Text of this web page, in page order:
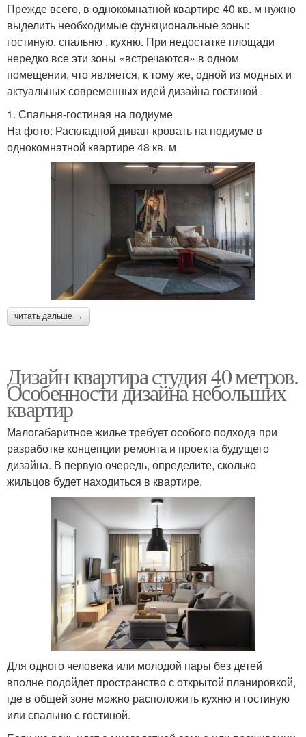
Прежде всего, в однокомнатной квартире 40 кв. м нужно
выделить необходимые функциональные зоны:
гостиную, спальню , кухню. При недостатке площади
нередко все эти зоны «встречаются» в одном
помещении, что является, к тому же, одной из модных и
актуальных современных идей дизайна гостиной .
1. Спальня-гостиная на подиуме
На фото: Раскладной диван-кровать на подиуме в
однокомнатной квартире 48 кв. м
читать дальше →
Дизайн квартира студия 40 метров.
Особенности дизайна небольших
квартир
Малогабаритное жилье требует особого подхода при
разработке концепции ремонта и проекта будущего
дизайна. В первую очередь, определите, сколько
жильцов будет находиться в квартире.
Для одного человека или молодой пары без детей
вполне подойдет пространство с открытой планировкой,
где в общей зоне можно расположить кухню и гостиную
или спальню с гостиной.